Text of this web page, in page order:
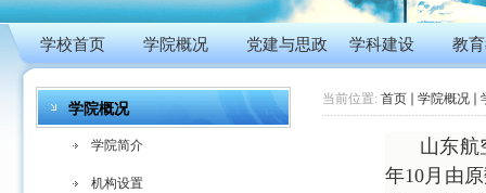
学校首页 学院概况 党建与思政 学科建设 教
学院概况
学院简介
机构设置
当前位置: 首页 学院概况
山东航
年10月由